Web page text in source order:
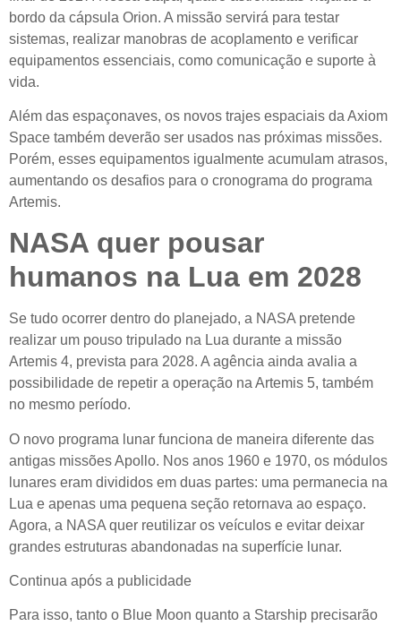
bordo da cápsula Orion. A missão servirá para testar
sistemas, realizar manobras de acoplamento e verificar
equipamentos essenciais, como comunicação e suporte à
vida.
Além das espaçonaves, os novos trajes espaciais da Axiom
Space também deverão ser usados nas próximas missões.
Porém, esses equipamentos igualmente acumulam atrasos,
aumentando os desafios para o cronograma do programa
Artemis.
NASA quer pousar
humanos na Lua em 2028
Se tudo ocorrer dentro do planejado, a NASA pretende
realizar um pouso tripulado na Lua durante a missão
Artemis 4, prevista para 2028. A agência ainda avalia a
possibilidade de repetir a operação na Artemis 5, também
no mesmo período.
O novo programa lunar funciona de maneira diferente das
antigas missões Apollo. Nos anos 1960 e 1970, os módulos
lunares eram divididos em duas partes: uma permanecia na
Lua e apenas uma pequena seção retornava ao espaço.
Agora, a NASA quer reutilizar os veículos e evitar deixar
grandes estruturas abandonadas na superfície lunar.
Continua após a publicidade
Para isso, tanto o Blue Moon quanto a Starship precisarão